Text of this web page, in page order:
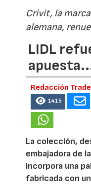
Crivit, la
alemana,
LIDL
Redacción
1415
La colección,
embajadora de
incorpora una
fabricada con